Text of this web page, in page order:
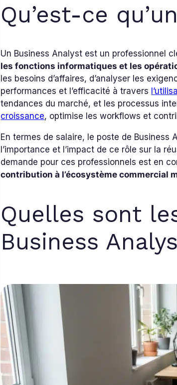
Qu’est-ce
Un Business Analyst est un professionnel
les fonctions informatiques et les
les besoins d’affaires, d’analyser les
performances et l’efficacité à travers
tendances du marché, et les processus
croissance, optimise les workflows et
En termes de salaire, le poste de Business
l’importance et l’impact de ce rôle sur la
demande pour ces professionnels est en
contribution à l’écosystème commercial
Quelles sont
Business